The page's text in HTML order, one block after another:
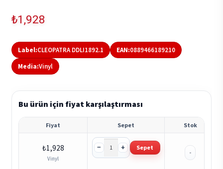
₺1,928
Label:CLEOPATRA DDLI1892.1 EAN:0889466189210
Media:Vinyl
Bu ürün için fiyat karşılaştırması
Fiyat Sepet Stok
₺1,928
Vinyl
− + Sepet
-